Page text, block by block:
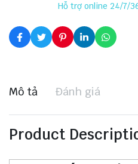
Hỗ trợ online 24/7/
Mô tả Đánh giá
Product